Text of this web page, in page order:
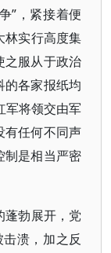
”，紧接着便
林实行高度集
之服从于政治
各家报纸均
将领交由军
有任何不同声
制是相当严密
蓬勃展开，党
击溃，加之反